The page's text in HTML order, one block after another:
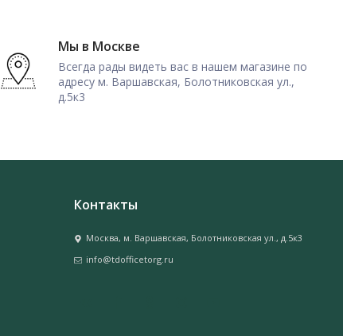
Мы в Москве
Всегда рады видеть вас в нашем магазине по
адресу м. Варшавская, Болотниковская ул.,
д.5к3
Контакты
Москва, м. Варшавская, Болотниковская ул., д.5к3
info@tdofficetorg.ru